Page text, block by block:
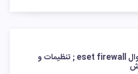
فایروال eset firewall ; تنظیمات و